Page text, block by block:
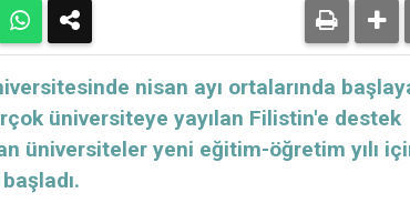
nisan ayı ortalarında
üniversiteye yayılan Filistin'e destek
üniversiteler yeni eğitim-öğretim yılı